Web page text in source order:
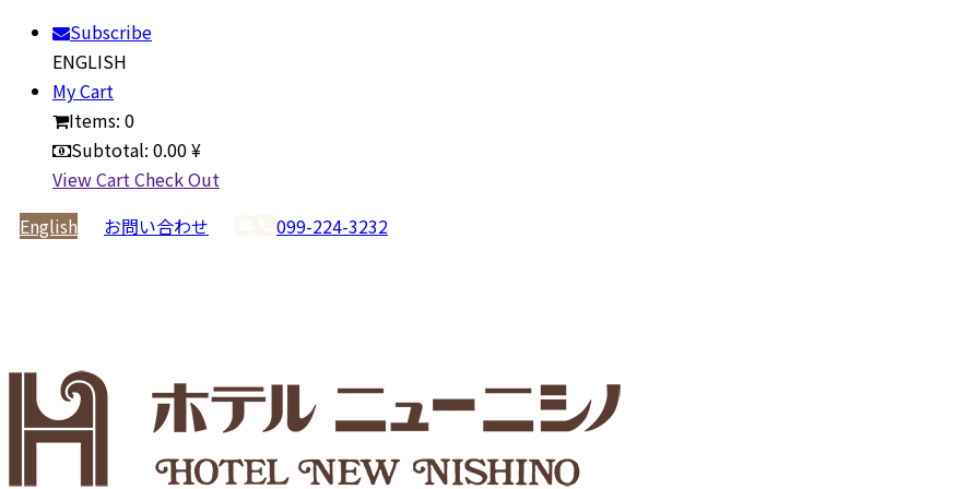
Subscribe
ENGLISH
My Cart
Items: 0
Subtotal: 0.00 ¥
View CartCheck Out
English
お問い合わせ 099-224-3232